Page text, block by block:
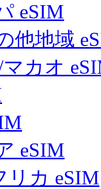
eSIM
他地域
カオ
eSIM
リカ eSIM